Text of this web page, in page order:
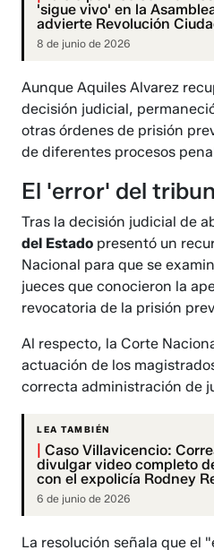
'sigue vivo' en la
advierte Revolución
8 de junio de 2026
Aunque Aquiles Alvarez
decisión judicial,
otras órdenes de prisión
de diferentes procesos
El 'error' del
Tras la decisión judicial de
del Estado presentó un
Nacional para que se
jueces que conocieron la
revocatoria de la prisión
Al respecto, la Corte
actuación de los
correcta administración de
LEA TAMBIÉN
Caso Villavicencio:
divulgar video completo
con el expolicía Rodney
6 de junio de 2026
La resolución señala que el